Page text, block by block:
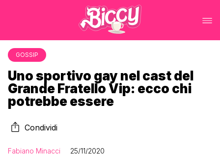
GOSSIP
Uno sportivo gay nel cast del
Grande Fratello Vip: ecco chi
potrebbe essere
Condividi
Fabiano Minacci 25/11/2020